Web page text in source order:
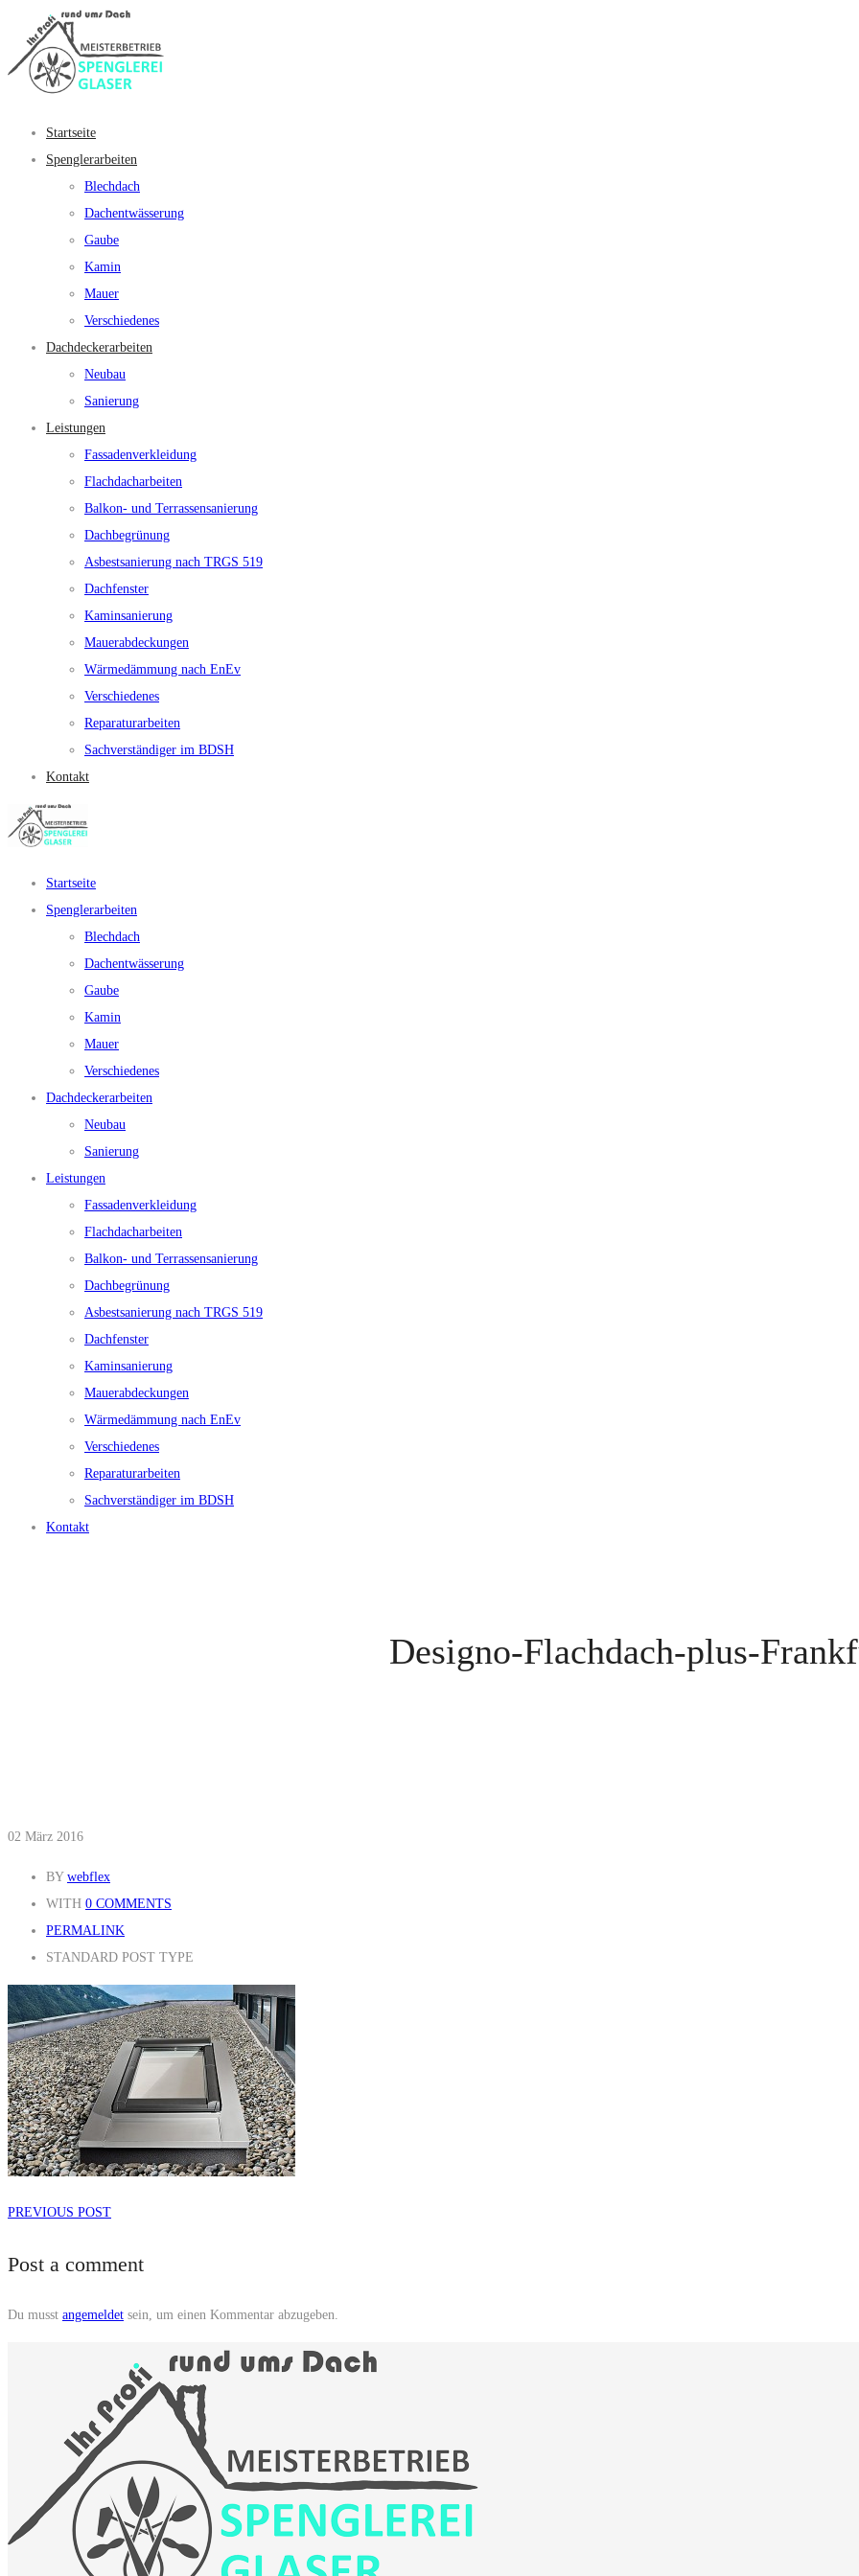
Startseite
Spenglerarbeiten
Blechdach
Dachentwässerung
Gaube
Kamin
Mauer
Verschiedenes
Dachdeckerarbeiten
Neubau
Sanierung
Leistungen
Fassadenverkleidung
Flachdacharbeiten
Balkon- und Terrassensanierung
Dachbegrünung
Asbestsanierung nach TRGS 519
Dachfenster
Kaminsanierung
Mauerabdeckungen
Wärmedämmung nach EnEv
Verschiedenes
Reparaturarbeiten
Sachverständiger im BDSH
Kontakt
Startseite
Spenglerarbeiten
Blechdach
Dachentwässerung
Gaube
Kamin
Mauer
Verschiedenes
Dachdeckerarbeiten
Neubau
Sanierung
Leistungen
Fassadenverkleidung
Flachdacharbeiten
Balkon- und Terrassensanierung
Dachbegrünung
Asbestsanierung nach TRGS 519
Dachfenster
Kaminsanierung
Mauerabdeckungen
Wärmedämmung nach EnEv
Verschiedenes
Reparaturarbeiten
Sachverständiger im BDSH
Kontakt
Designo-Flachdach-plus-
02 März 2016
BY webflex
WITH 0 COMMENTS
PERMALINK
STANDARD POST TYPE
PREVIOUS POST
Post a comment
Du musst angemeldet sein, um einen Kommentar abzugeben.